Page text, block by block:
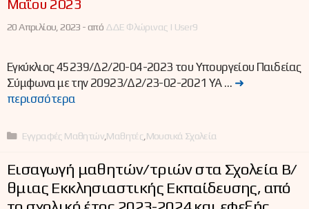
Μαΐου 2023
20 Απριλίου, 2023 -από ΔΔΕ Φλώρινας | User9
Εγκύκλιος 45239/Δ2/20-04-2023 του Υπουργείου Παιδείας
Σύμφωνα με την 20923/Δ2/23-02-2021 ΥΑ … ➜
περισσότερα
Κατηγορίες
Εγγραφές Μαθητών Μαθητές Μουσικά Σχολεία
Εισαγωγή μαθητών/τριών στα Σχολεία Β/
θμιας Εκκλησιαστικής Εκπαίδευσης, από